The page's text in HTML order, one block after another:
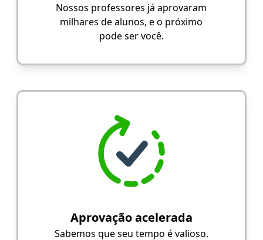
Nossos professores já aprovaram
milhares de alunos, e o próximo
pode ser você.
Aprovação acelerada
Sabemos que seu tempo é valioso.